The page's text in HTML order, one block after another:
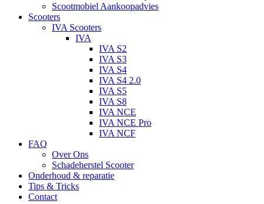
Scootmobiel Aankoopadvies
Scooters
IVA Scooters
IVA
IVA S2
IVA S3
IVA S4
IVA S4 2.0
IVA S5
IVA S8
IVA NCE
IVA NCE Pro
IVA NCF
FAQ
Over Ons
Schadeherstel Scooter
Onderhoud & reparatie
Tips & Tricks
Contact